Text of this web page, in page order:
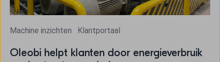
Machine inzichten Klantportaal
Oleobi helpt klanten door energieverbruik